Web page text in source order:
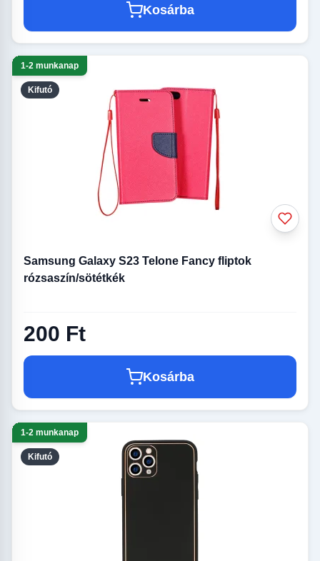
Kosárba
Kifutó
1-2 munkanap
Samsung Galaxy S23 Telone Fancy fliptok
rózsaszín/sötétkék
200 Ft
Kosárba
Kifutó
1-2 munkanap